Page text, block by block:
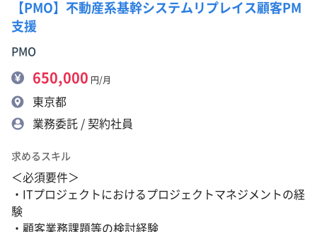
【PMO】不動産系基幹システムリプレイス顧客PM
支援
PMO
650,000 円/月
東京都
業務委託 / 契約社員
求めるスキル
＜必須要件＞
・ITプロジェクトにおけるプロジェクトマネジメントの経
験
・顧客業務課題等の検討経験